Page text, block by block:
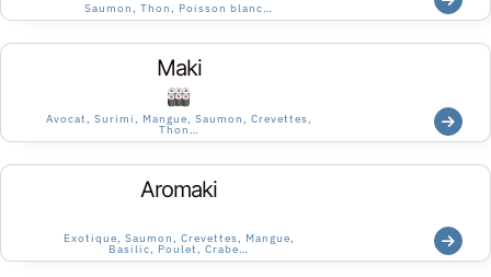
Saumon, Thon, Poisson blanc…
Maki
Avocat, Surimi, Mangue, Saumon, Crevettes,
Thon…
Aromaki
Exotique, Saumon, Crevettes, Mangue,
Basilic, Poulet, Crabe…